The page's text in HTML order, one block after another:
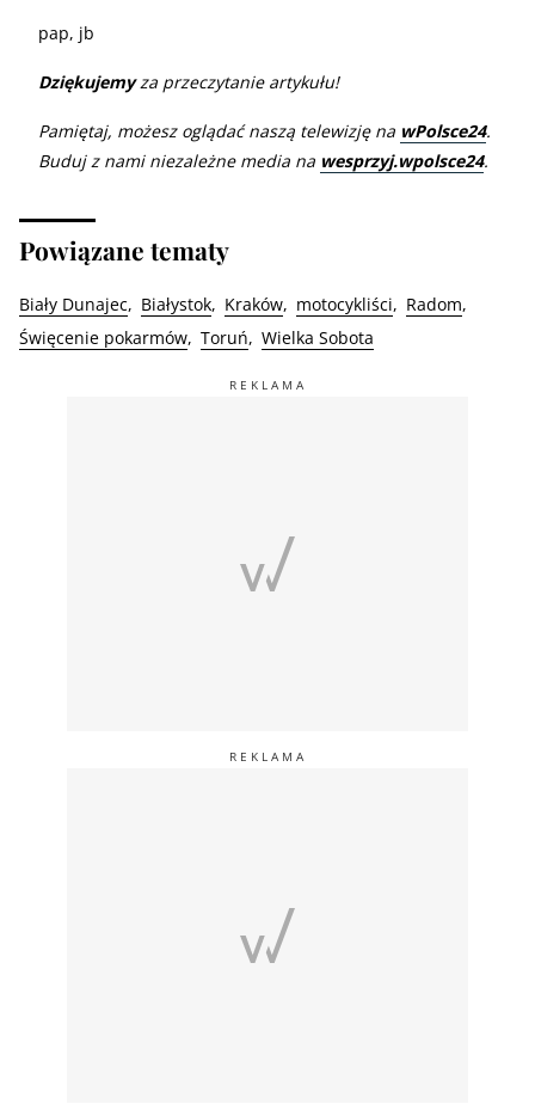
pap, jb
Dziękujemyza przeczytanie artykułu!
Pamiętaj, możesz oglądać naszą telewizję na wPolsce24.
Buduj z nami niezależne media na wesprzyj.wpolsce24.
Powiązane tematy
Biały Dunajec Białystok Kraków motocykliści
Radom
Święcenie pokarmów Toruń Wielka Sobota